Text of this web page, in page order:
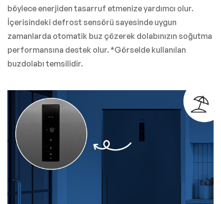
böylece enerjiden tasarruf etmenize yardımcı olur.
İçerisindeki defrost sensörü sayesinde uygun
zamanlarda otomatik buz çözerek dolabınızın soğutma
performansına destek olur. *Görselde kullanılan
buzdolabı temsilidir.